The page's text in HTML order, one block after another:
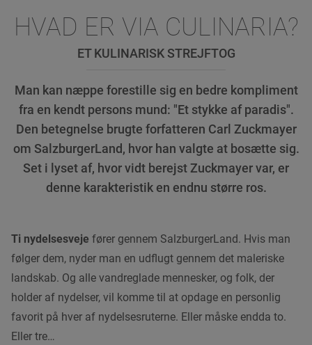
HVAD ER VIA CULINARIA?
ET KULINARISK STREJFTOG
Man kan næppe forestille sig en bedre kompliment
fra en kendt persons mund: "Et stykke af paradis".
Den betegnelse brugte forfatteren Carl Zuckmayer
om SalzburgerLand, hvor han valgte at bosætte sig.
Set i lyset af, hvor vidt berejst Zuckmayer var, er
denne karakteristik en endnu større ros.
Ti nydelsesveje fører gennem SalzburgerLand. Hvis man
følger dem, nyder man en udflugt gennem det maleriske
landskab. Og alle vandreglade mennesker, og folk, der
holder af nydelser, vil komme til at opdage en personlig
favorit på hver af nydelsesruterne. Eller måske endda to.
Eller tre…